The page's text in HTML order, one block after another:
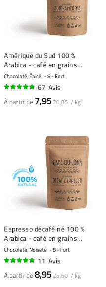
Amérique du Sud 100 %
Arabica - café en grains
fraîchement torréfié
Chocolaté, Épicé 8 - Fort
67 Avis
À partir de 7,95 20,85 / kg
Espresso décaféiné 100 %
Arabica - café en grains
fraîchement torréfié
Chocolaté, Noiseté 8 - Fort
11 Avis
À partir de 8,95 25,60 / kg